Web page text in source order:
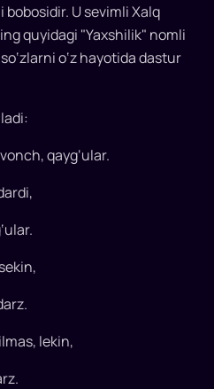
U sevimli Xalq
quyidagi "Yaxshilik" nomli
o‘z hayotida dastur
qayg‘ular.
lekin,